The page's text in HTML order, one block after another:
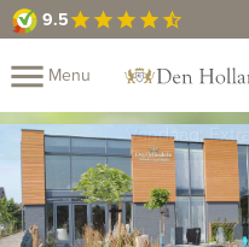
9.5star star star star star_half
9.5
menu Menu
close
Home
Assortiment
Vandaag: